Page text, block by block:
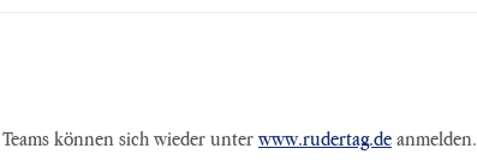
können sich wieder unter www.rudertag.de anmelden.